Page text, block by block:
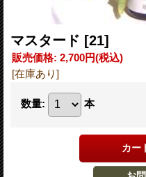
マスタード [21]
販売価格: 2,700円(税込)
[在庫あり]
数量: 本